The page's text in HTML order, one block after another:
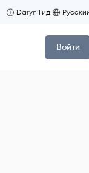
Daryn Гид
Войти